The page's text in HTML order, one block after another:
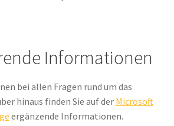
Informationen
bei allen Fragen rund um das
hinaus finden Sie auf der Microsoft
ergänzende Informationen.